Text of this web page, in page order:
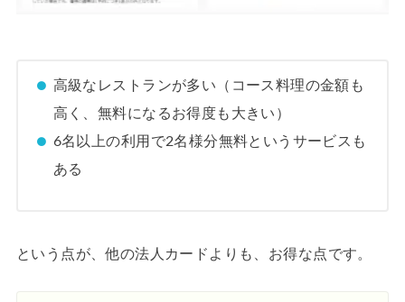
高級なレストランが多い（コース料理の金額も
高く、無料になるお得度も大きい）
6名以上の利用で2名様分無料というサービスも
ある
という点が、他の法人カードよりも、お得な点です。